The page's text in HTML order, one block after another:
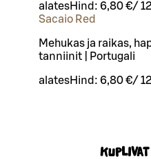
alatesHind: 6,80 €/
Sacaio Red
Mehukas ja raikas,
tanniinit | Portugali
alatesHind: 6,80 €/